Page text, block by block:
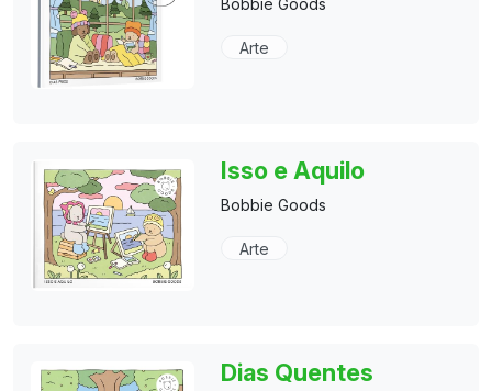
Bobbie Goods
Arte
Isso e Aquilo
Bobbie Goods
Arte
Dias Quentes